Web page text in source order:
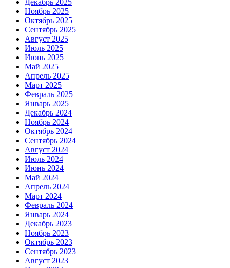
Ноябрь 2025
Октябрь 2025
Сентябрь 2025
Август 2025
Июль 2025
Июнь 2025
Май 2025
Апрель 2025
Март 2025
Февраль 2025
Январь 2025
Декабрь 2024
Ноябрь 2024
Октябрь 2024
Сентябрь 2024
Август 2024
Июль 2024
Июнь 2024
Май 2024
Апрель 2024
Март 2024
Февраль 2024
Январь 2024
Декабрь 2023
Ноябрь 2023
Октябрь 2023
Сентябрь 2023
Август 2023